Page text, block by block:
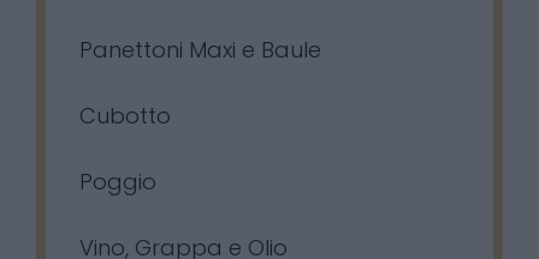
Panettoni Maxi e Baule
Cubotto
Poggio
Vino, Grappa e Olio